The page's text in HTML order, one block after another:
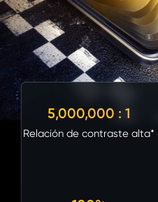
5,000,000 : 1
Relación de contraste alta*